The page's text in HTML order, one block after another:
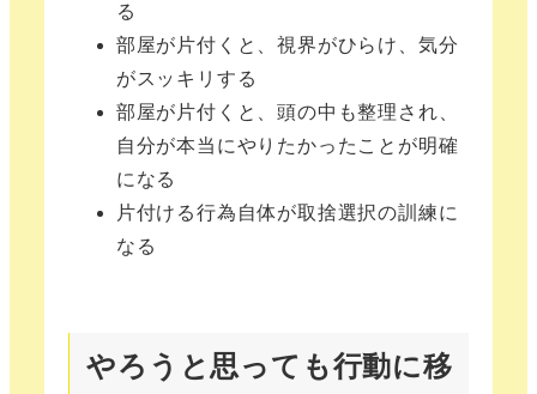
る
部屋が片付くと、視界がひらけ、気分
がスッキリする
部屋が片付くと、頭の中も整理され、
自分が本当にやりたかったことが明確
になる
片付ける行為自体が取捨選択の訓練に
なる
やろうと思っても行動に移